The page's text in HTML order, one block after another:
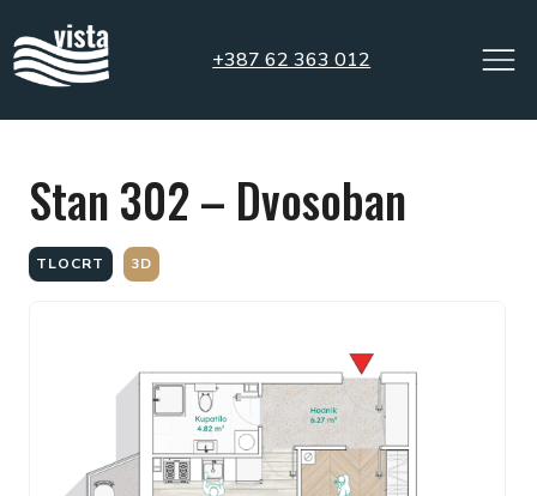
+387 62 363 012
Stan 302 – Dvosoban
TLOCRT 3D